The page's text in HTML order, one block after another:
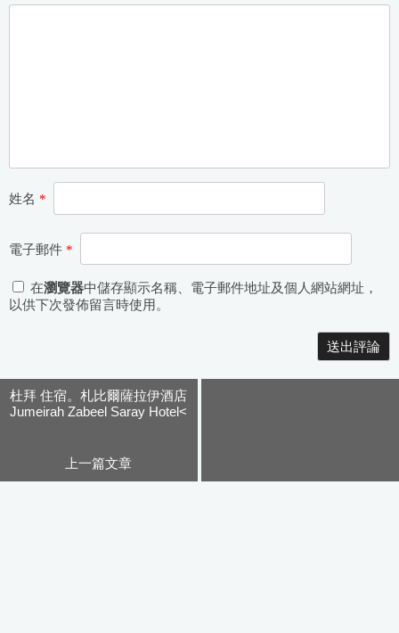
姓名 *
電子郵件 *
在瀏覽器中儲存顯示名稱、電子郵件地址及個人網站網址，
以供下次發佈留言時使用。
杜拜 住宿。札比爾薩拉伊酒店
Jumeirah Zabeel Saray Hotel<
上一篇文章